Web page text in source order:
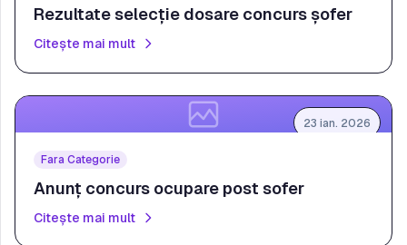
Rezultate selecție dosare concurs șofer
Citește mai mult
23 ian. 2026
Fara Categorie
Anunț concurs ocupare post sofer
Citește mai mult
Tonuri de Gri
Subliniere Linkuri